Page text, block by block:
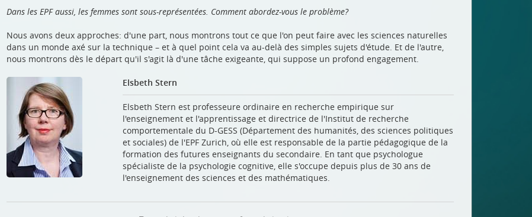
Dans les EPF aussi, les femmes sont sous-représentées. Comment abordez-vous le problème?
Nous avons deux approches: d'une part, nous montrons tout ce que l'on peut faire avec les sciences naturelles
dans un monde axé sur la technique – et à quel point cela va au-delà des simples sujets d'étude. Et de l'autre,
nous montrons dès le départ qu'il s'agit là d'une tâche exigeante, qui suppose un profond engagement.
Elsbeth Stern
Elsbeth Stern est professeure ordinaire en recherche empirique sur
l'enseignement et l'apprentissage et directrice de l'Institut de recherche
comportementale du D-GESS (Département des humanités, des sciences politiques
et sociales) de l'EPF Zurich, où elle est responsable de la partie pédagogique de la
formation des futures enseignants du secondaire. En tant que psychologue
spécialiste de la psychologie cognitive, elle s'occupe depuis plus de 30 ans de
l'enseignement des sciences et des mathématiques.